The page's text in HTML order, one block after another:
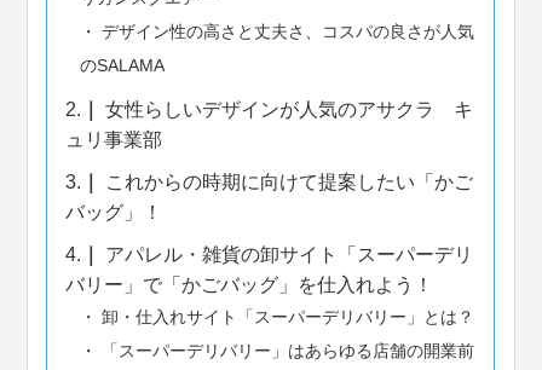
デザイン性の高さと丈夫さ、コスパの良さが人気
のSALAMA
2.
女性らしいデザインが人気のアサクラ キ
ュリ事業部
3.
これからの時期に向けて提案したい「かご
バッグ」！
4.
アパレル・雑貨の卸サイト「スーパーデリ
バリー」で「かごバッグ」を仕入れよう！
卸・仕入れサイト「スーパーデリバリー」とは？
「スーパーデリバリー」はあらゆる店舗の開業前